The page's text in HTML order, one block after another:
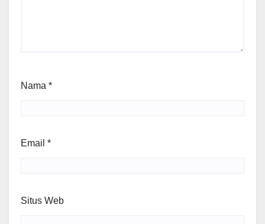
Nama *
Email *
Situs Web